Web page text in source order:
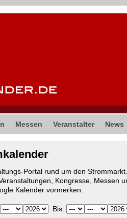
Messen Veranstalter News
Portal rund um den
Kongresse, Messen
Kalender vormerken.
Bis: